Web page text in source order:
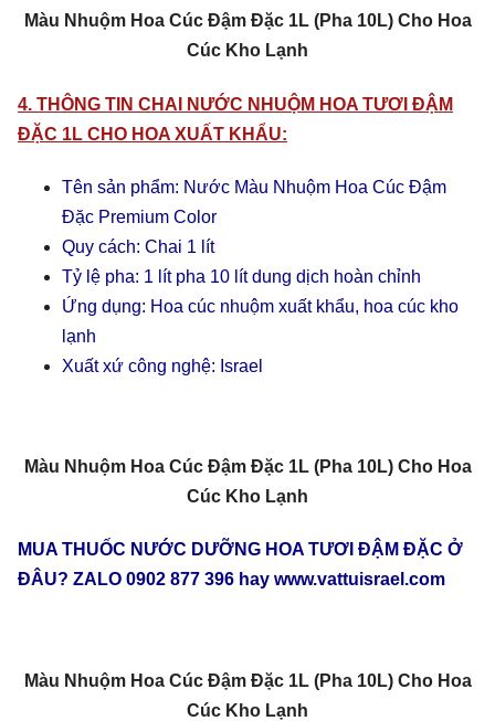
Màu Nhuộm Hoa Cúc Đậm Đặc 1L (Pha 10L) Cho Hoa
Cúc Kho Lạnh
4. THÔNG TIN CHAI NƯỚC NHUỘM HOA TƯƠI ĐẬM
ĐẶC 1L CHO HOA XUẤT KHẨU:
Tên sản phẩm: Nước Màu Nhuộm Hoa Cúc Đậm
Đặc Premium Color
Quy cách: Chai 1 lít
Tỷ lệ pha: 1 lít pha 10 lít dung dịch hoàn chỉnh
Ứng dụng: Hoa cúc nhuộm xuất khẩu, hoa cúc kho
lạnh
Xuất xứ công nghệ: Israel
Màu Nhuộm Hoa Cúc Đậm Đặc 1L (Pha 10L) Cho Hoa
Cúc Kho Lạnh
MUA THUỐC NƯỚC DƯỠNG HOA TƯƠI ĐẬM ĐẶC Ở
ĐÂU? ZALO 0902 877 396 hay www.vattuisrael.com
Màu Nhuộm Hoa Cúc Đậm Đặc 1L (Pha 10L) Cho Hoa
Cúc Kho Lạnh